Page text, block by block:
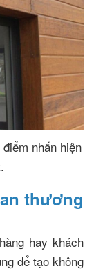
nhấn hiện
thương
hay khách
để tạo không